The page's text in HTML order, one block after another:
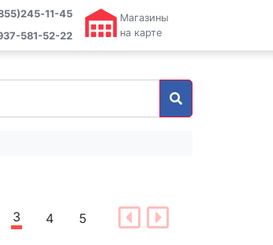
45
581-52-22
Магазины
на карте
3 4 5